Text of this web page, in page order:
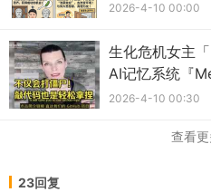
2026-4-10 00:00
生化危机女主
AI记忆系统『
2026-4-10 00:30
查看更
23回复